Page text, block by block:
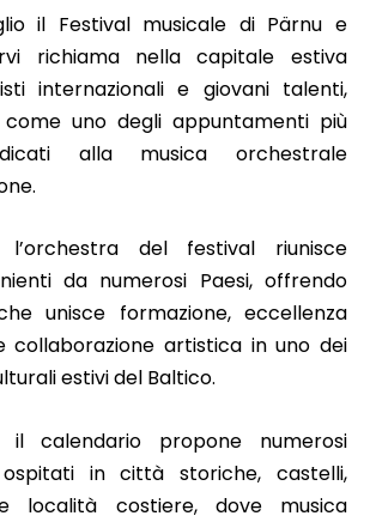
il Festival musicale di Pärnu e
richiama nella capitale estiva
internazionali e giovani talenti,
come uno degli appuntamenti più
alla musica orchestrale
del festival riunisce
da numerosi Paesi, offrendo
unisce formazione, eccellenza
collaborazione artistica in uno dei
estivi del Baltico.
il calendario propone numerosi
in città storiche, castelli,
località costiere, dove musica